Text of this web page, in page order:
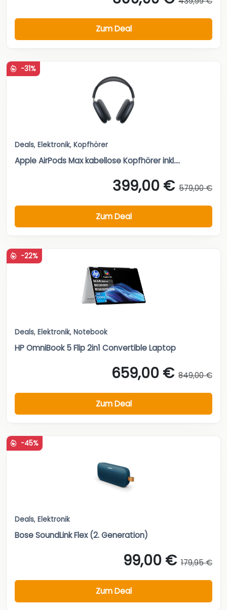
Zum Deal
-31%
Deals, Elektronik, Kopfhörer
Apple AirPods Max kabellose Kopfhörer inkl....
399,00 € 579,00 €
Zum Deal
-22%
Deals, Elektronik, Notebook
HP OmniBook 5 Flip 2in1 Convertible Laptop
659,00 € 849,00 €
Zum Deal
-45%
Deals, Elektronik
Bose SoundLink Flex (2. Generation)
99,00 € 179,95 €
Zum Deal